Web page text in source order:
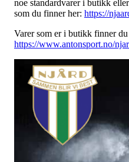
noe standardvarer i butikk
som du finner her: https://
Varer som er i butikk finner du
https://www.antonsport.no/